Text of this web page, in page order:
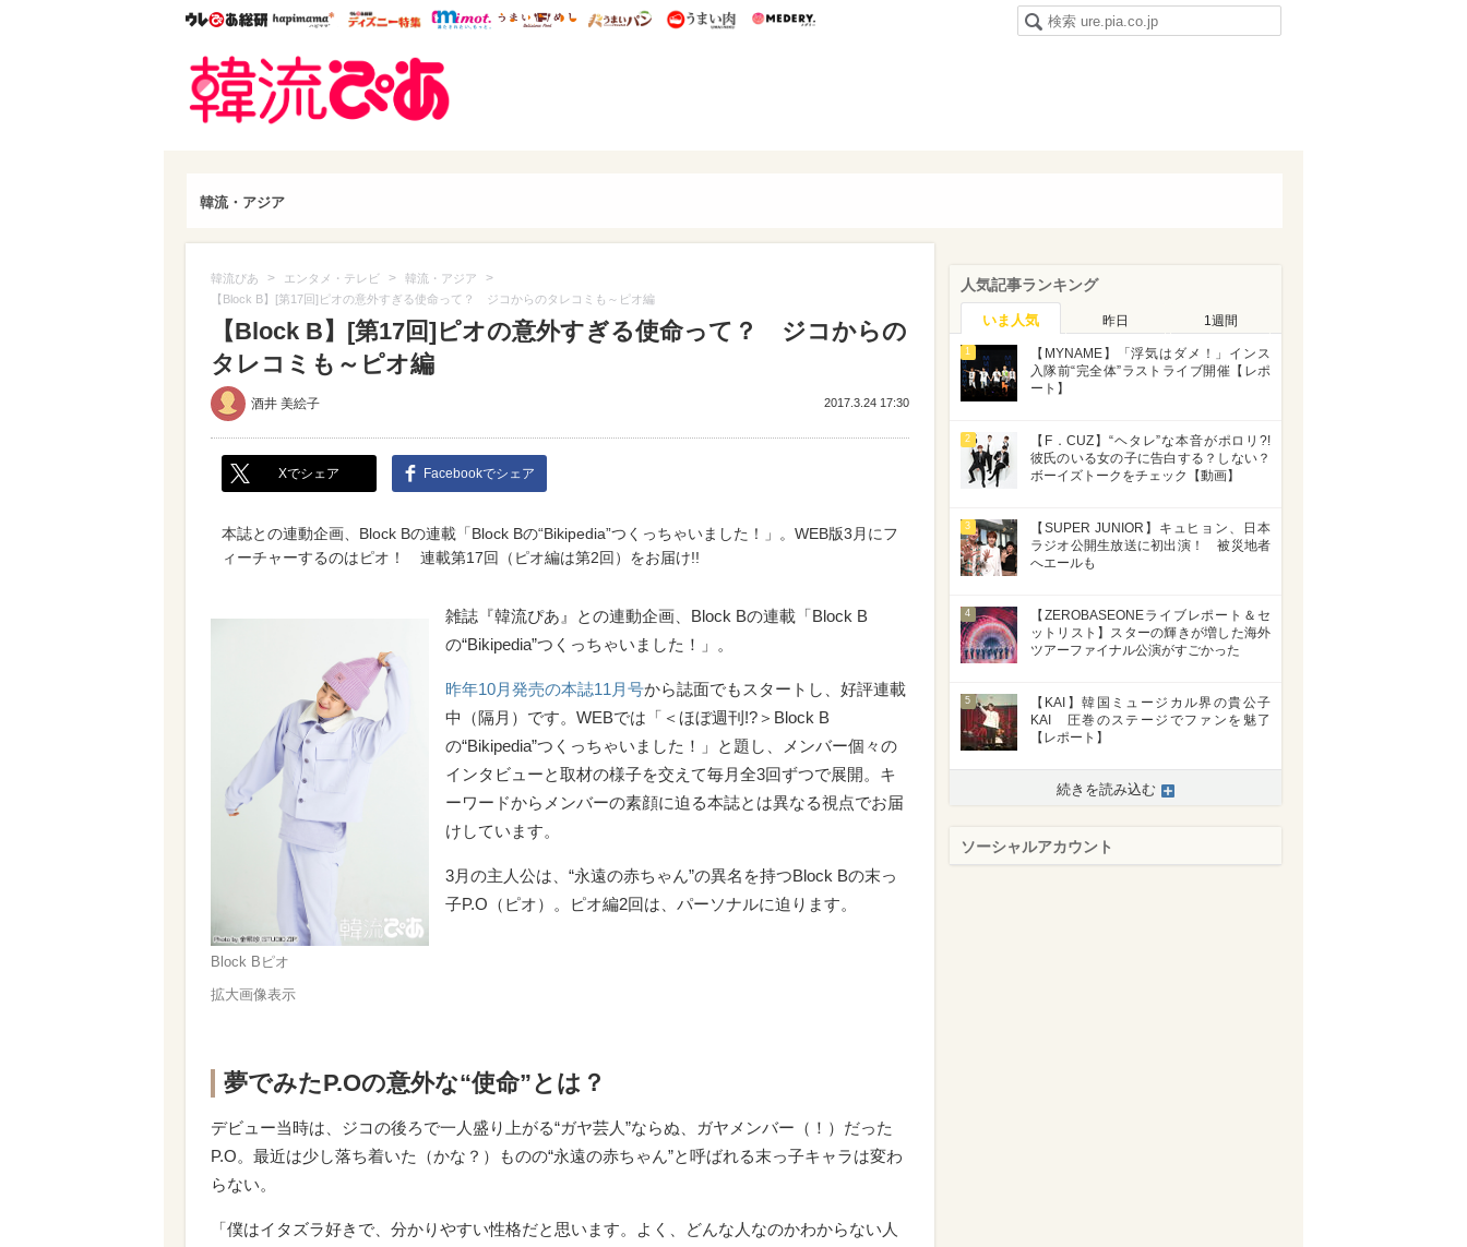
ウレぴあ総研ハピママ* ウレぴあ総研 ディズニー特集
mimot. うまいめし うまいパン うまい肉
韓流・アジア
韓流ぴあ > エンタメ・テレビ > 韓流・アジア >
【Block B】[第17回]ピオの意外すぎる使命って？ ジコからのタレコミも～ピオ編
【Block B】[第17回]ピオの意外すぎる使命って？ ジコからの
タレコミも～ピオ編
酒井 美絵子 2017.3.24 17:30
Xでシェア Facebookでシェア
本誌との連動企画、Block Bの連載「Block Bの“Bikipedia”つくっちゃいました！」。WEB版3月にフ
ィーチャーするのはピオ！ 連載第17回（ピオ編は第2回）をお届け!!
Block Bピオ
拡大画像表示
雑誌『韓流ぴあ』との連動企画、Block Bの連載「Block B
の“Bikipedia”つくっちゃいました！」。
昨年10月発売の本誌11月号から誌面でもスタートし、好評連載
中（隔月）です。WEBでは「＜ほぼ週刊!?＞Block B
の“Bikipedia”つくっちゃいました！」と題し、メンバー個々の
インタビューと取材の様子を交えて毎月全3回ずつで展開。キ
ーワードからメンバーの素顔に迫る本誌とは異なる視点でお届
けしています。
3月の主人公は、“永遠の赤ちゃん”の異名を持つBlock Bの末っ
子P.O（ピオ）。ピオ編2回は、パーソナルに迫ります。
夢でみたP.Oの意外な“使命”とは？
デビュー当時は、ジコの後ろで一人盛り上がる“ガヤ芸人”ならぬ、ガヤメンバー（！）だった
P.O。最近は少し落ち着いた（かな？）ものの“永遠の赤ちゃん”と呼ばれる末っ子キャラは変わ
らない。
「僕はイタズラ好きで、分かりやすい性格だと思います。よく、どんな人なのかわからない人
人気記事ランキング
いま人気 昨日 1週間
1
【MYNAME】「浮気はダメ！」インス
入隊前“完全体”ラストライブ開催【レポ
ート】
2
【F．CUZ】“ヘタレ”な本音がポロリ?!
彼氏のいる女の子に告白する？しない？
ボーイズトークをチェック【動画】
3
【SUPER JUNIOR】キュヒョン、日本
ラジオ公開生放送に初出演！ 被災地者
へエールも
4
【ZEROBASEONEライブレポート＆セ
ットリスト】スターの輝きが増した海外
ツアーファイナル公演がすごかった
5
【KAI】韓国ミュージカル界の貴公子
KAI 圧巻のステージでファンを魅了
【レポート】
続きを読み込む
ソーシャルアカウント